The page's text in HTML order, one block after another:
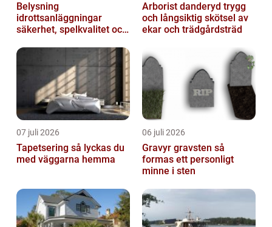
Belysning
idrottsanläggningar
säkerhet, spelkvalitet och
Arborist danderyd trygg
och långsiktig skötsel av
ekar och trädgårdsträd
07 juli 2026
Tapetsering så lyckas du
med väggarna hemma
06 juli 2026
Gravyr gravsten så
formas ett personligt
minne i sten